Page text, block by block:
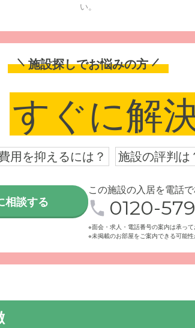
い。
施設探しでお悩みの方
すぐに解
用を抑えるには？ 施設の評判は
相談する
この施設の入居を電話
0120-
※面会・求人・電話番号の案内は承って
※未掲載のお部屋をご案内できる可能性